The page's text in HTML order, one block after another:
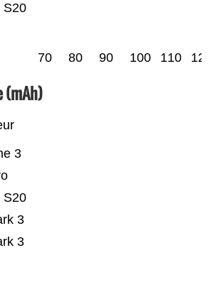
S20
70 80 90 100 110
(mAh)
3
3
S20
3